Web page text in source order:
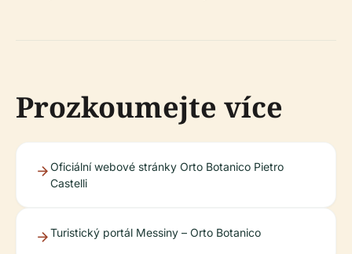
Prozkoumejte více
Oficiální webové stránky Orto Botanico Pietro
Castelli
Turistický portál Messiny – Orto Botanico